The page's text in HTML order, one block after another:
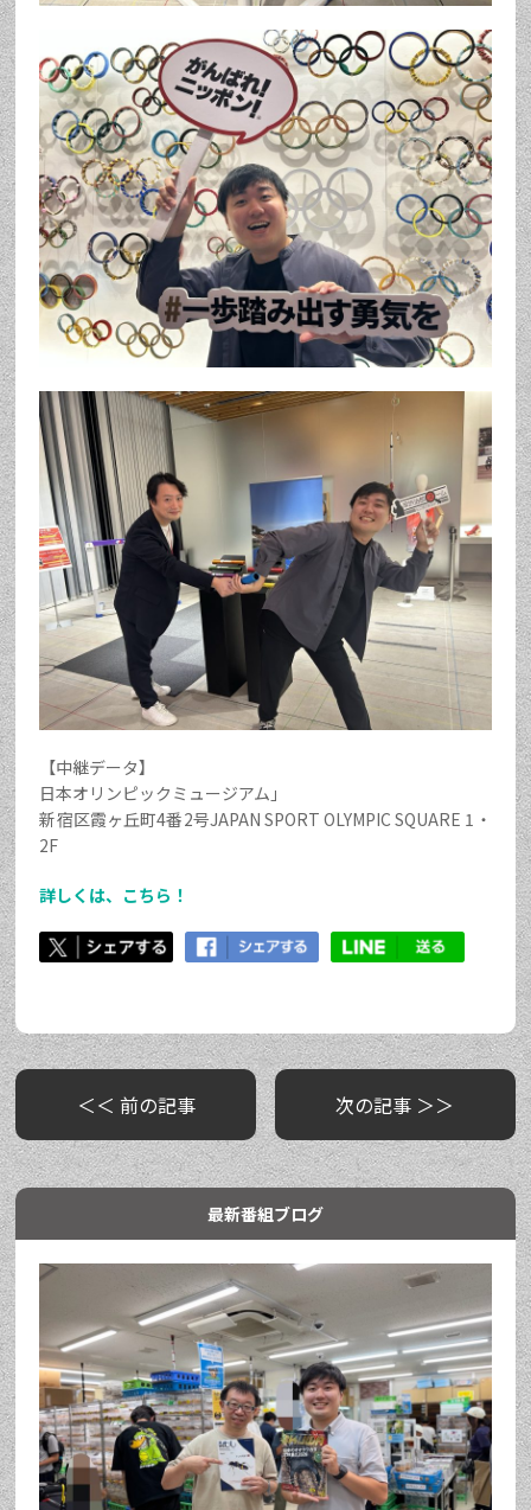
【中継データ】
日本オリンピックミュージアム」
新宿区霞ヶ丘町4番2号JAPAN SPORT OLYMPIC SQUARE 1・
2F
詳しくは、こちら！
＜＜ 前の記事 次の記事 ＞＞
最新番組ブログ